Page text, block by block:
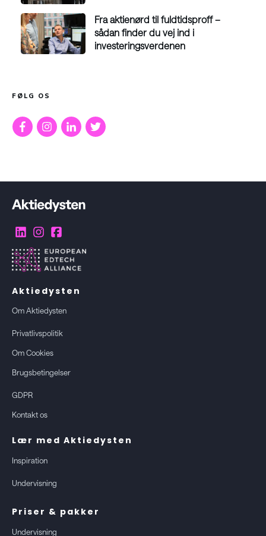
Fra aktienørd til fuldtidsproff –
sådan finder du vej ind i
investeringsverdenen
FØLG OS
Aktiedysten
Om Aktiedysten
Privatlivspolitik
Om Cookies
Brugsbetingelser
GDPR
Kontakt os
Lær med Aktiedysten
Inspiration
Undervisning
Priser & pakker
Undervisning